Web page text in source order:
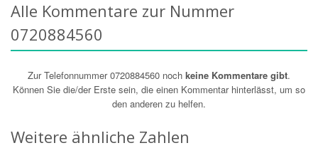
Alle Kommentare zur Nummer
0720884560
Zur Telefonnummer 0720884560 noch keine Kommentare gibt.
Können Sie die/der Erste sein, die einen Kommentar hinterlässt, um so
den anderen zu helfen.
Weitere ähnliche Zahlen